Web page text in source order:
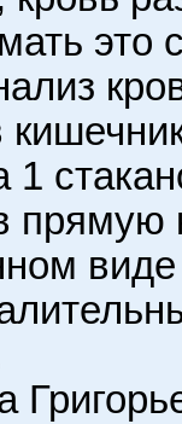
это
1
прямую